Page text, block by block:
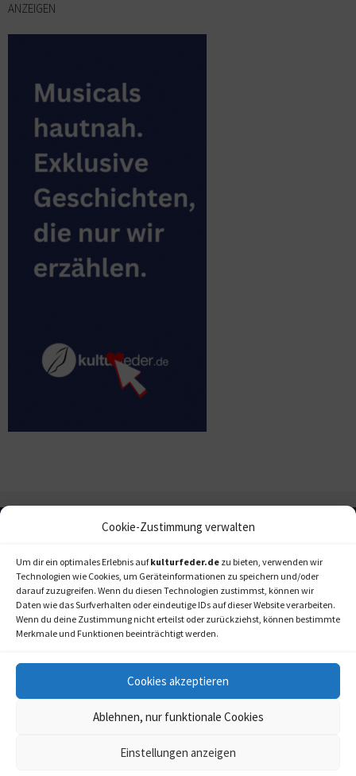
Cookie-Zustimmung verwalten
Um dir ein optimales Erlebnis aufkulturfeder.de zu bieten, verwenden wir
Technologien wie Cookies, um Geräteinformationen zu speichern und/oder
darauf zuzugreifen. Wenn du diesen Technologien zustimmst, können wir
Daten wie das Surfverhalten oder eindeutige IDs auf dieser Website verarbeiten.
Wenn du deine Zustimmung nicht erteilst oder zurückziehst, können bestimmte
Merkmale und Funktionen beeinträchtigt werden.
Cookies akzeptieren
Ablehnen, nur funktionale Cookies
Einstellungen anzeigen
ANZEIGEN
© 2006-2020 LAPPmedien+events
kulturfeder.de –